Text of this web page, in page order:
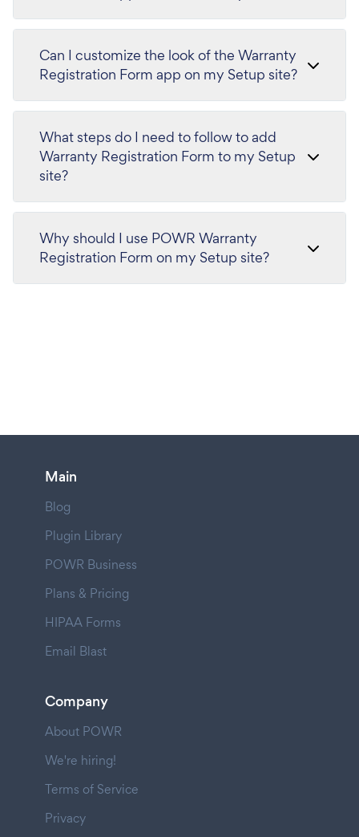
Can I customize the look of the Warranty
Registration Form app on my Setup site?
What steps do I need to follow to add
Warranty Registration Form to my Setup
site?
Why should I use POWR Warranty
Registration Form on my Setup site?
Main
Blog
Plugin Library
POWR Business
Plans & Pricing
HIPAA Forms
Email Blast
Company
About POWR
We're hiring!
Terms of Service
Privacy